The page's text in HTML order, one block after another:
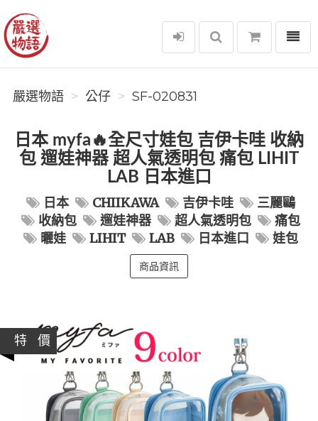
嚴選物語
選單
嚴選物語 公仔 SF-020831
日本 myfa🔥全尺寸娃包 吉伊卡哇 收納
包 遛娃神器 超人氣透明包 痛包 LIHIT
LAB 日本進口
日本 CHIIKAWA 吉伊卡哇
三麗鷗
收納包
遛娃神器 超人氣透明包
痛包
曬娃
LIHIT LAB 日本進口 娃包
商品資訊
特 價